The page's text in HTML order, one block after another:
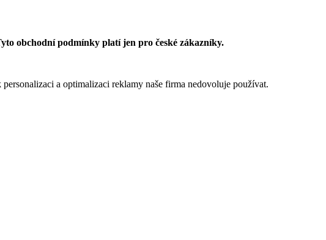
obchodní podmínky platí jen pro české zákazníky.
a optimalizaci reklamy naše firma nedovoluje používat.